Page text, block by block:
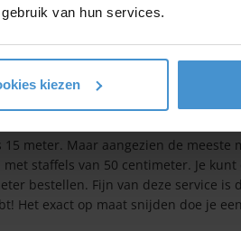
van hun services.
kiezen
meter. Maar aangezien de meeste
staffels van 50 centimeter. Je kunt
bestellen. Fijn van deze service is
Het exact op maat snijden doe je